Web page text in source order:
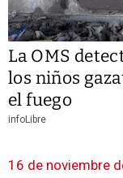
La OMS
los niños
el fuego
infoLibre
16 de noviembre